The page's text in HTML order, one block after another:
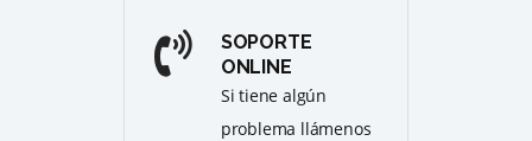
SOPORTE
ONLINE
Si tiene algún
problema llámenos